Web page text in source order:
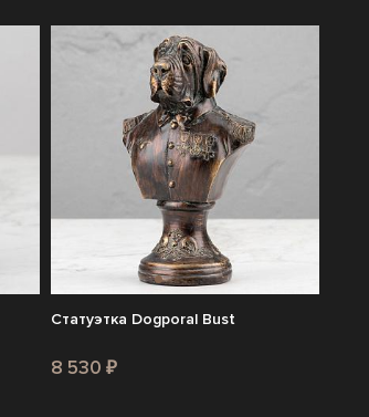
Статуэтка Dogporal Bust
8 530 ₽